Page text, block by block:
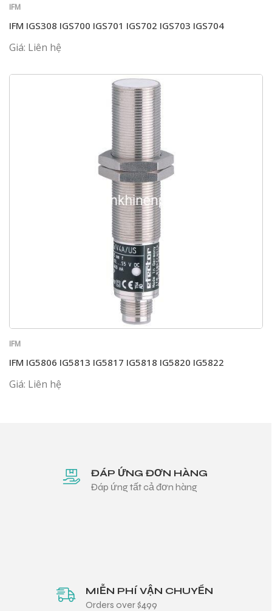
IFM
IFM IGS308 IGS700 IGS701 IGS702 IGS703 IGS704
Giá: Liên hệ
IFM
IFM IG5806 IG5813 IG5817 IG5818 IG5820 IG5822
Giá: Liên hệ
ĐÁP ỨNG ĐƠN HÀNG
Đáp ứng tất cả đơn hàng
MIỄN PHÍ VẬN CHUYỂN
Orders over $499